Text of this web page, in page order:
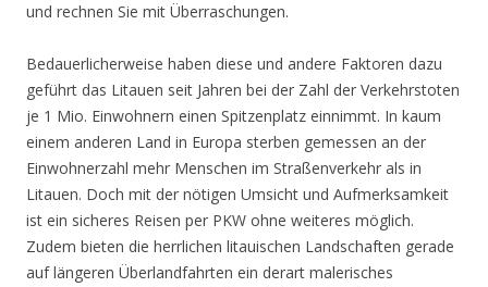
und rechnen Sie mit Überraschungen.
Bedauerlicherweise haben diese und andere Faktoren dazu
geführt das Litauen seit Jahren bei der Zahl der Verkehrstoten
je 1 Mio. Einwohnern einen Spitzenplatz einnimmt. In kaum
einem anderen Land in Europa sterben gemessen an der
Einwohnerzahl mehr Menschen im Straßenverkehr als in
Litauen. Doch mit der nötigen Umsicht und Aufmerksamkeit
ist ein sicheres Reisen per PKW ohne weiteres möglich.
Zudem bieten die herrlichen litauischen Landschaften gerade
auf längeren Überlandfahrten ein derart malerisches